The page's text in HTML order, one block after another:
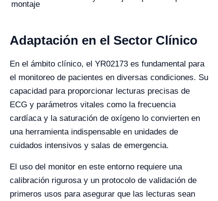
montaje
Adaptación en el Sector Clínico
En el ámbito clínico, el YR02173 es fundamental para
el monitoreo de pacientes en diversas condiciones. Su
capacidad para proporcionar lecturas precisas de
ECG y parámetros vitales como la frecuencia
cardíaca y la saturación de oxígeno lo convierten en
una herramienta indispensable en unidades de
cuidados intensivos y salas de emergencia.
El uso del monitor en este entorno requiere una
calibración rigurosa y un protocolo de validación de
primeros usos para asegurar que las lecturas sean